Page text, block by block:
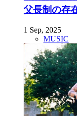
父長制の存
1 Sep, 2025
MUSIC